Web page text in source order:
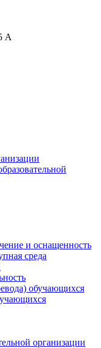
А
и оснащенность
среда
обучающихся
организации